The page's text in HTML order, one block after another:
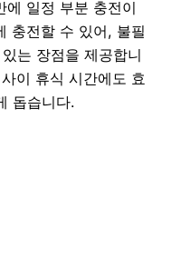
에 일정 부분 충전이
충전할 수 있어, 불필
는 장점을 제공합니
이 휴식 시간에도 효
돕습니다.